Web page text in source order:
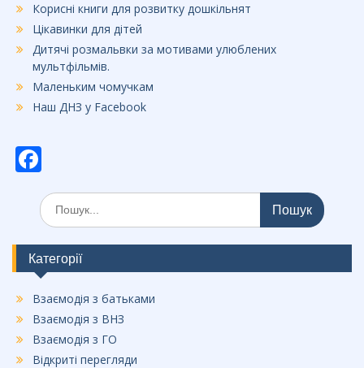
Корисні книги для розвитку дошкільнят
Цікавинки для дітей
Дитячі розмальвки за мотивами улюблених
мультфільмів.
Маленьким чомучкам
Наш ДНЗ у Facebook
ac
e
b
o
o
k
Шукати:
Категорії
Взаємодія з батьками
Взаємодія з ВНЗ
Взаємодія з ГО
Відкриті перегляди